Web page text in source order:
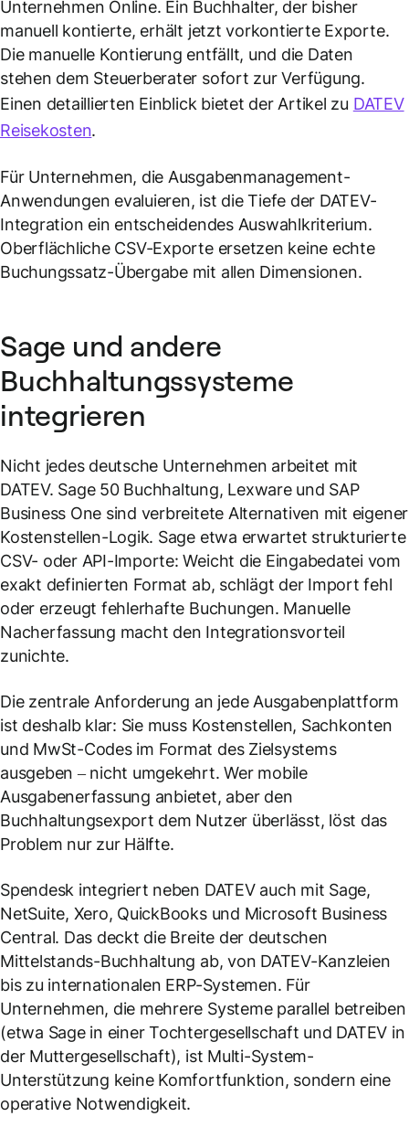
Unternehmen Online. Ein Buchhalter, der bisher
manuell kontierte, erhält jetzt vorkontierte Exporte.
Die manuelle Kontierung entfällt, und die Daten
stehen dem Steuerberater sofort zur Verfügung.
Einen detaillierten Einblick bietet der Artikel zu DATEV
Reisekosten.
Für Unternehmen, die Ausgabenmanagement-
Anwendungen evaluieren, ist die Tiefe der DATEV-
Integration ein entscheidendes Auswahlkriterium.
Oberflächliche CSV-Exporte ersetzen keine echte
Buchungssatz-Übergabe mit allen Dimensionen.
Sage und andere
Buchhaltungssysteme
integrieren
Nicht jedes deutsche Unternehmen arbeitet mit
DATEV. Sage 50 Buchhaltung, Lexware und SAP
Business One sind verbreitete Alternativen mit eigener
Kostenstellen-Logik. Sage etwa erwartet strukturierte
CSV- oder API-Importe: Weicht die Eingabedatei vom
exakt definierten Format ab, schlägt der Import fehl
oder erzeugt fehlerhafte Buchungen. Manuelle
Nacherfassung macht den Integrationsvorteil
zunichte.
Die zentrale Anforderung an jede Ausgabenplattform
ist deshalb klar: Sie muss Kostenstellen, Sachkonten
und MwSt-Codes im Format des Zielsystems
ausgeben – nicht umgekehrt. Wer mobile
Ausgabenerfassung anbietet, aber den
Buchhaltungsexport dem Nutzer überlässt, löst das
Problem nur zur Hälfte.
Spendesk integriert neben DATEV auch mit Sage,
NetSuite, Xero, QuickBooks und Microsoft Business
Central. Das deckt die Breite der deutschen
Mittelstands-Buchhaltung ab, von DATEV-Kanzleien
bis zu internationalen ERP-Systemen. Für
Unternehmen, die mehrere Systeme parallel betreiben
(etwa Sage in einer Tochtergesellschaft und DATEV in
der Muttergesellschaft), ist Multi-System-
Unterstützung keine Komfortfunktion, sondern eine
operative Notwendigkeit.